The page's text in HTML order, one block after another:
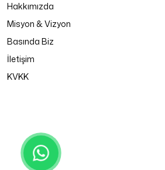
Hakkımızda
Misyon & Vizyon
Basında Biz
İletişim
KVKK